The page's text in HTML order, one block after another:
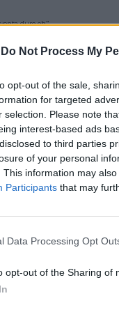
Do Not Process My
opt-out of the sale,
for targeted
selection. Please note
interest-based ads
to third parties
of your personal
This information may
Participants that may
Data Processing Opt
opt-out of the Sharing of
duro eh”
delle due
è l’ultima
più”. E con il
ha detto:
lo sai che…
lì del viagra.. ma
naturale che
tanto,
e dice: cinque
poi ti diventa
"a luci rosse"
Rudy